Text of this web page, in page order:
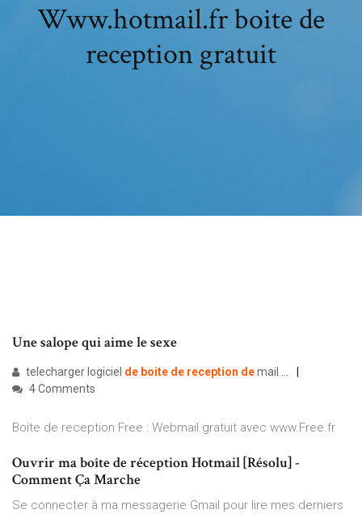
Www.hotmail.fr boite de
reception gratuit
Une salope qui aime le sexe
telecharger logiciel de boite de reception demail ...
4 Comments
Boite de reception Free : Webmail gratuit avec www.Free.fr
Ouvrir ma boîte de réception Hotmail [Résolu] -
Comment Ça Marche
Se connecter à ma messagerie Gmail pour lire mes derniers